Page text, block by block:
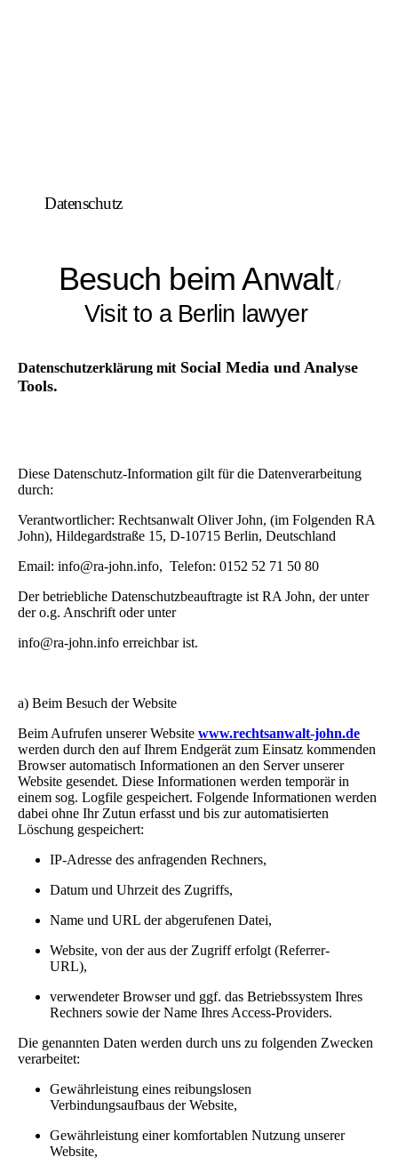
Datenschutz
Besuch beim Anwalt/
Visit to a Berlin lawyer
Datenschutzerklärung mitSocial Media und Analyse
Tools.
Diese Datenschutz-Information gilt für die Datenverarbeitung
durch:
Verantwortlicher: Rechtsanwalt Oliver John, (im Folgenden RA
John), Hildegardstraße 15, D-10715 Berlin, Deutschland
Email: info@ra-john.info, Telefon: 0152 52 71 50 80
Der betriebliche Datenschutzbeauftragte ist RA John, der unter
der o.g. Anschrift oder unter
info@ra-john.info erreichbar ist.
a) Beim Besuch der Website
Beim Aufrufen unserer Website www.rechtsanwalt-john.de
werden durch den auf Ihrem Endgerät zum Einsatz kommenden
Browser automatisch Informationen an den Server unserer
Website gesendet. Diese Informationen werden temporär in
einem sog. Logfile gespeichert. Folgende Informationen werden
dabei ohne Ihr Zutun erfasst und bis zur automatisierten
Löschung gespeichert:
IP-Adresse des anfragenden Rechners,
Datum und Uhrzeit des Zugriffs,
Name und URL der abgerufenen Datei,
Website, von der aus der Zugriff erfolgt (Referrer-
URL),
verwendeter Browser und ggf. das Betriebssystem Ihres
Rechners sowie der Name Ihres Access-Providers.
Die genannten Daten werden durch uns zu folgenden Zwecken
verarbeitet:
Gewährleistung eines reibungslosen
Verbindungsaufbaus der Website,
Gewährleistung einer komfortablen Nutzung unserer
Website,